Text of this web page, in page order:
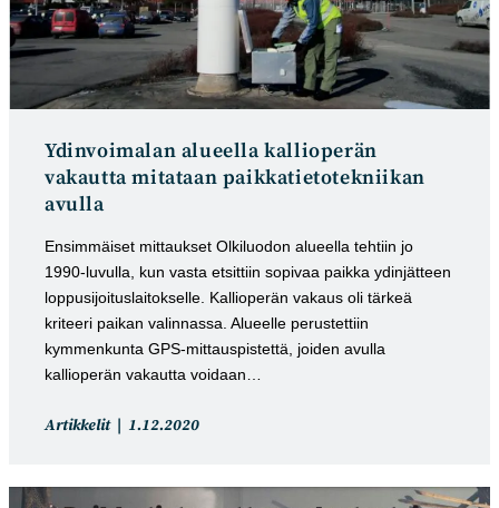
Ydinvoimalan alueella kallioperän
vakautta mitataan paikkatietotekniikan
avulla
Ensimmäiset mittaukset Olkiluodon alueella tehtiin jo
1990-luvulla, kun vasta etsittiin sopivaa paikka ydinjätteen
loppusijoituslaitokselle. Kallioperän vakaus oli tärkeä
kriteeri paikan valinnassa. Alueelle perustettiin
kymmenkunta GPS-mittauspistettä, joiden avulla
kallioperän vakautta voidaan…
Artikkelin
Artikkelit
Artikkeli
1.12.2020